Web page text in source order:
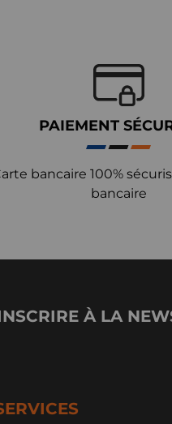
PAIEMENT
bancaire 100%
bancaire
À LA